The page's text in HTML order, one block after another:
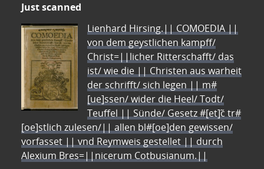
Just scanned
Lienhard Hirsing.|| COMOEDIA ||
von dem geystlichen kampff/
Christ=||licher Ritterschafft/ das
ist/ wie die || Christen aus warheit
der schrifft/ sich legen || m#
[ue]ssen/ wider die Heel/ Todt/
Teuffel || Sünde/ Gesetz #[et]c̃ tr#
[oe]stlich zulesen/|| allen bl#[oe]den gewissen/
vorfasset || vnd Reymweis gestellet || durch
Alexium Bres=||nicerum Cotbusianum.||